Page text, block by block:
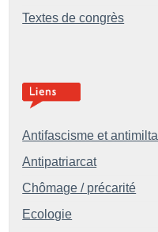
Textes de congrès
Antifascisme et
Antipatriarcat
Chômage / précarité
Ecologie